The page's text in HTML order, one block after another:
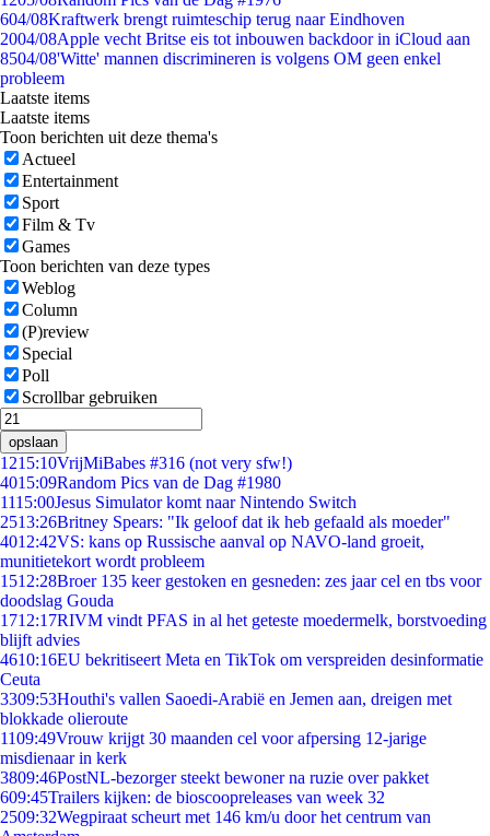
604/08Kraftwerk brengt ruimteschip terug naar Eindhoven
2004/08Apple vecht Britse eis tot inbouwen backdoor in iCloud aan
8504/08'Witte' mannen discrimineren is volgens OM geen enkel
probleem
Laatste items
Laatste items
Toon berichten uit deze thema's
Actueel
Entertainment
Sport
Film & Tv
Games
Toon berichten van deze types
Weblog
Column
(P)review
Special
Poll
Scrollbar gebruiken
opslaan
1215:10VrijMiBabes #316 (not very sfw!)
4015:09Random Pics van de Dag #1980
1115:00Jesus Simulator komt naar Nintendo Switch
2513:26Britney Spears: "Ik geloof dat ik heb gefaald als moeder"
4012:42VS: kans op Russische aanval op NAVO-land groeit,
munitietekort wordt probleem
1512:28Broer 135 keer gestoken en gesneden: zes jaar cel en tbs voor
doodslag Gouda
1712:17RIVM vindt PFAS in al het geteste moedermelk, borstvoeding
blijft advies
4610:16EU bekritiseert Meta en TikTok om verspreiden desinformatie
Ceuta
3309:53Houthi's vallen Saoedi-Arabië en Jemen aan, dreigen met
blokkade olieroute
1109:49Vrouw krijgt 30 maanden cel voor afpersing 12-jarige
misdienaar in kerk
3809:46PostNL-bezorger steekt bewoner na ruzie over pakket
609:45Trailers kijken: de bioscoopreleases van week 32
2509:32Wegpiraat scheurt met 146 km/u door het centrum van